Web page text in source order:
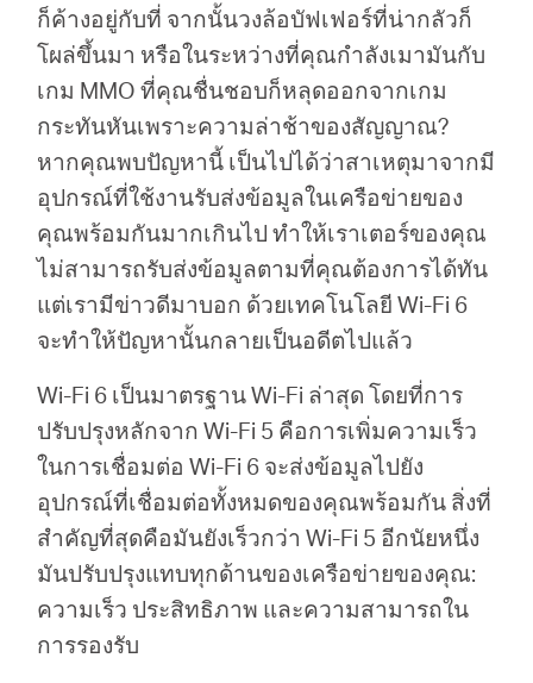
ก็ค้างอยู่กับที่ จากนั้นวงล้อบัฟเฟอร์ที่น่ากลัวก็
โผล่ขึ้นมา หรือในระหว่างที่คุณกำลังเมามันกับ
เกม MMO ที่คุณชื่นชอบก็หลุดออกจากเกม
กระทันหันเพราะความล่าช้าของสัญญาณ?
หากคุณพบปัญหานี้ เป็นไปได้ว่าสาเหตุมาจากมี
อุปกรณ์ที่ใช้งานรับส่งข้อมูลในเครือข่ายของ
คุณพร้อมกันมากเกินไป ทำให้เราเตอร์ของคุณ
ไม่สามารถรับส่งข้อมูลตามที่คุณต้องการได้ทัน
แต่เรามีข่าวดีมาบอก ด้วยเทคโนโลยี Wi-Fi 6
จะทำให้ปัญหานั้นกลายเป็นอดีตไปแล้ว
Wi-Fi 6 เป็นมาตรฐาน Wi-Fi ล่าสุด โดยที่การ
ปรับปรุงหลักจาก Wi-Fi 5 คือการเพิ่มความเร็ว
ในการเชื่อมต่อ Wi-Fi 6 จะส่งข้อมูลไปยัง
อุปกรณ์ที่เชื่อมต่อทั้งหมดของคุณพร้อมกัน สิ่งที่
สำคัญที่สุดคือมันยังเร็วกว่า Wi-Fi 5 อีกนัยหนึ่ง
มันปรับปรุงแทบทุกด้านของเครือข่ายของคุณ:
ความเร็ว ประสิทธิภาพ และความสามารถใน
การรองรับ